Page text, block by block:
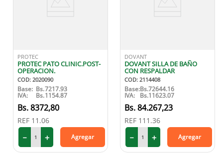
PROTEC
PROTEC PATO CLINIC.POST-
OPERACION.
COD: 2020090
Base: Bs.7217.93
IVA: Bs.1154.87
8372,80
REF 11.06
＋
－ Agregar
DOVANT
DOVANT SILLA DE BAÑO
CON RESPALDAR
COD: 2114408
Base:Bs.72644.16
IVA: Bs.11623.07
84.267,23
REF 111.36
＋
－ Agregar